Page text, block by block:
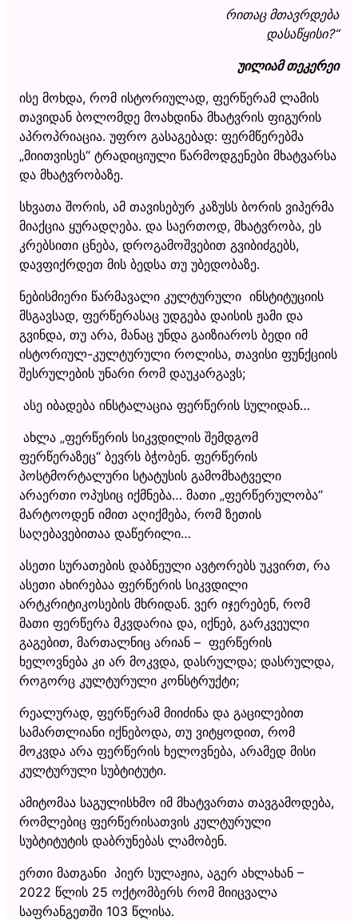
რითაც მთავრდება
დასაწყისი?“
უილიამ თეკერეი
ისე მოხდა, რომ ისტორიულად, ფერწერამ ლამის
თავიდან ბოლომდე მოახდინა მხატვრის ფიგურის
აპროპრიაცია. უფრო გასაგებად: ფერმწერებმა
„მიითვისეს“ ტრადიციული წარმოდგენები მხატვარსა
და მხატვრობაზე.
სხვათა შორის, ამ თავისებურ კაზუსს ბორის ვიპერმა
მიაქცია ყურადღება. და საერთოდ, მხატვრობა, ეს
კრებსითი ცნება, დროგამოშვებით გვიბიძგებს,
დავფიქრდეთ მის ბედსა თუ უბედობაზე.
ნებისმიერი წარმავალი კულტურული ინსტიტუციის
მსგავსად, ფერწერასაც უდგება დაისის ჟამი და
გვინდა, თუ არა, მანაც უნდა გაიზიაროს ბედი იმ
ისტორიულ-კულტურული როლისა, თავისი ფუნქციის
შესრულების უნარი რომ დაუკარგავს;
ასე იბადება ინსტალაცია ფერწერის სულიდან…
ახლა „ფერწერის სიკვდილის შემდგომ
ფერწერაზეც“ ბევრს ბჭობენ. ფერწერის
პოსტმორტალური სტატუსის გამომხატველი
არაერთი ოპუსიც იქმნება… მათი „ფერწერულობა“
მარტოოდენ იმით აღიქმება, რომ ზეთის
საღებავებითაა დაწერილი…
ასეთი სურათების დაბნეული ავტორებს უკვირთ, რა
ასეთი ახირებაა ფერწერის სიკვდილი
არტკრიტიკოსების მხრიდან. ვერ იჯერებენ, რომ
მათი ფერწერა მკვდარია და, იქნებ, გარკვეული
გაგებით, მართალნიც არიან – ფერწერის
ხელოვნება კი არ მოკვდა, დასრულდა; დასრულდა,
როგორც კულტურული კონსტრუქტი;
რეალურად, ფერწერამ მიიძინა და გაცილებით
სამართლიანი იქნებოდა, თუ ვიტყოდით, რომ
მოკვდა არა ფერწერის ხელოვნება, არამედ მისი
კულტურული სუბტიტუტი.
ამიტომაა საგულისხმო იმ მხატვართა თავგამოდება,
რომლებიც ფერწერისათვის კულტურული
სუბტიტუტის დაბრუნებას ლამობენ.
ერთი მათგანი პიერ სულაჟია, აგერ ახლახან –
2022 წლის 25 ოქტომბერს რომ მიიცვალა
საფრანგეთში 103 წლისა.